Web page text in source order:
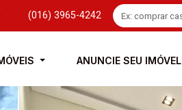
(016) 3965-4242
ANUNCIE SEU IMÓVEL